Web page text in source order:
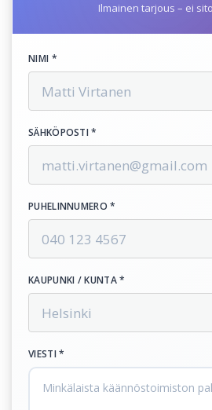
Ilmainen tarjous – ei
NIMI *
SÄHKÖPOSTI *
PUHELINNUMERO *
KAUPUNKI / KUNTA *
VIESTI *